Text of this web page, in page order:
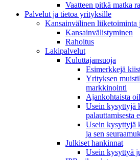
Vaatteen pitkä matka
Palvelut ja tietoa yrityksille
Kansainvälinen liiketoiminta
Kansain­välistyminen
Rahoitus
Lakipalvelut
Kuluttajansuoja
Esimerkkejä
Yrityksen
markkinointi
Ajankohtaista
Usein kysyttyjä
palauttamisesta
Usein kysyttyjä
ja sen
Julkiset hankinnat
Usein kysyttyä